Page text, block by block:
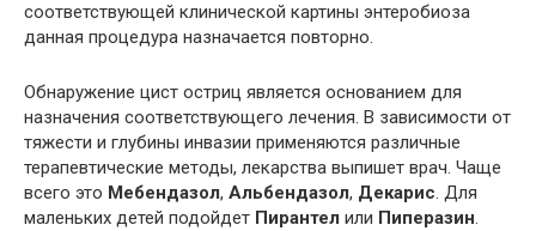
соответствующей клинической картины энтеробиоза
данная процедура назначается повторно.
Обнаружение цист остриц является основанием для
назначения соответствующего лечения. В зависимости от
тяжести и глубины инвазии применяются различные
терапевтические методы, лекарства выпишет врач. Чаще
всего это Мебендазол, Альбендазол, Декарис. Для
маленьких детей подойдет Пирантел или Пиперазин.